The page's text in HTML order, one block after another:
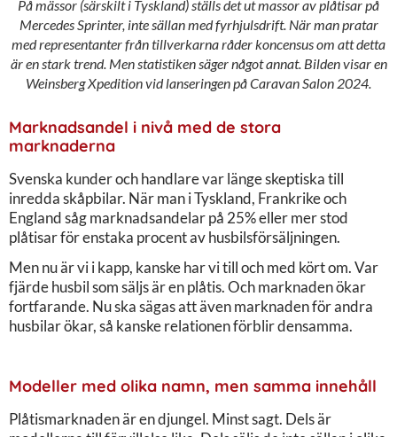
På mässor (särskilt i Tyskland) ställs det ut massor av plåtisar på
Mercedes Sprinter, inte sällan med fyrhjulsdrift. När man pratar
med representanter från tillverkarna råder koncensus om att detta
är en stark trend. Men statistiken säger något annat. Bilden visar en
Weinsberg Xpedition vid lanseringen på Caravan Salon 2024.
Marknadsandel i nivå med de stora
marknaderna
Svenska kunder och handlare var länge skeptiska till
inredda skåpbilar. När man i Tyskland, Frankrike och
England såg marknadsandelar på 25% eller mer stod
plåtisar för enstaka procent av husbilsförsäljningen.
Men nu är vi i kapp, kanske har vi till och med kört om. Var
fjärde husbil som säljs är en plåtis. Och marknaden ökar
fortfarande. Nu ska sägas att även marknaden för andra
husbilar ökar, så kanske relationen förblir densamma.
Modeller med olika namn, men samma innehåll
Plåtismarknaden är en djungel. Minst sagt. Dels är